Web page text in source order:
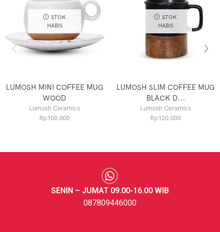
STOK
HABIS
LUMOSH MINI COFFEE MUG
WOOD
Lumosh Ceramics
Rp100.000
STOK
HABIS
LUMOSH SLIM COFFEE MUG
BLACK D...
Lumosh Ceramics
Rp120.000
SENIN – JUMAT 09.00-16.00 WIB
087809446000